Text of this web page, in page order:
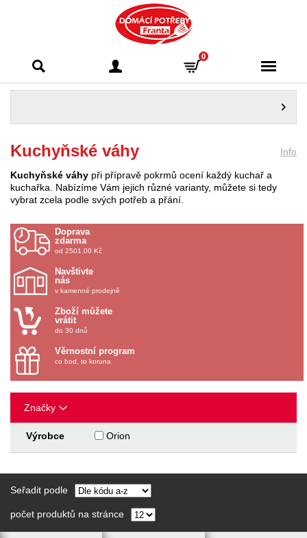
Franta - Příbram
0
Kuchyňské váhy Info
Kuchyňské váhy při přípravě pokrmů ocení každý kuchař a
kuchařka. Nabízíme Vám jejich různé varianty, můžete si tedy
vybrat zcela podle svých potřeb a přání.
Doprava
zdarma
od 2501.00 Kč
Navštivte
nás
v kamenné prodejně
Zboží můžete
vrátit
do 30 dnů
Věrnostní program
co bod, to koruna
Značky
Výrobce Orion
Seřadit podle
počet produktů na stránce